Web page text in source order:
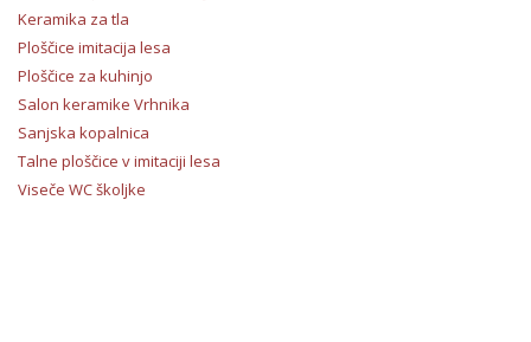
Keramika za tla
Ploščice imitacija lesa
Ploščice za kuhinjo
Salon keramike Vrhnika
Sanjska kopalnica
Talne ploščice v imitaciji lesa
Viseče WC školjke